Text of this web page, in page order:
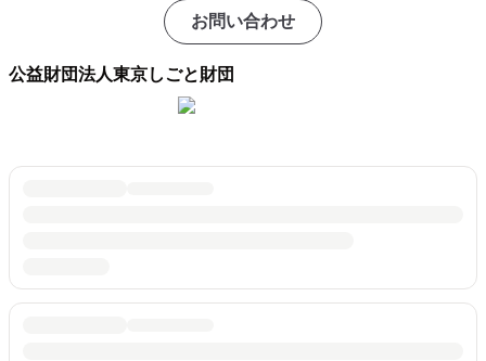
お問い合わせ
公益財団法人東京しごと財団